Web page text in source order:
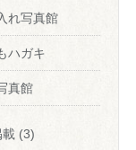
れ写真館
ハガキ
真館
載 (3)